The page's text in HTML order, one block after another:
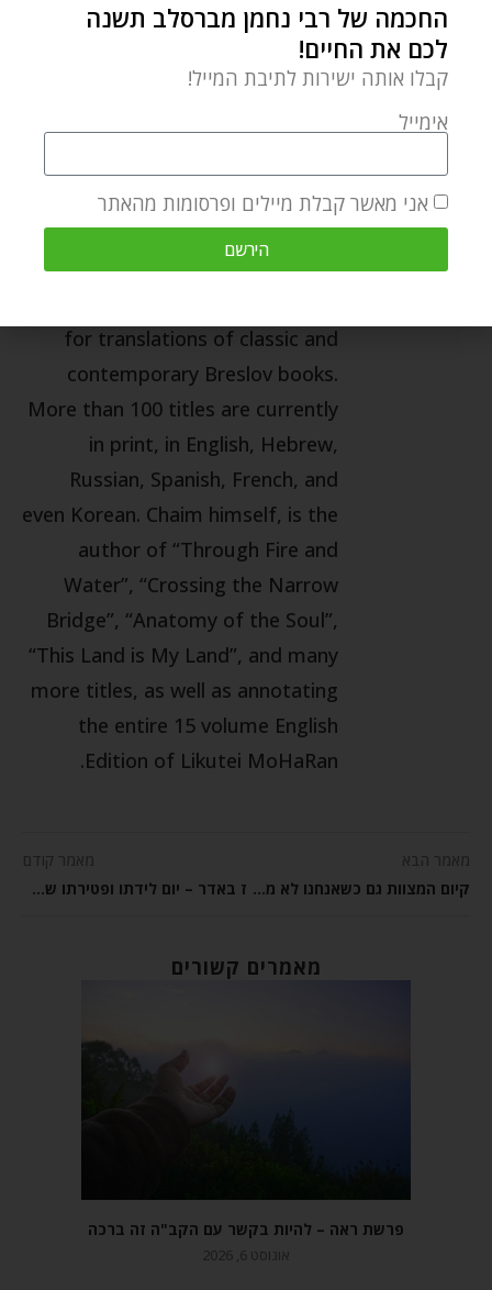
Nachman’s teachings to today’s
generation. He is a sought-after
lecturer on Rebbe Nachman’s
teachings by English-speaking
Chaim has been the director of
the Breslov Research Institute
since its inception in 1979. BRI has
for translations of classic and
contemporary Breslov books.
More than 100 titles are currently
in print, in English, Hebrew,
Russian, Spanish, French, and
even Korean. Chaim himself, is the
author of “Through Fire and
Water”, “Crossing the Narrow
Bridge”, “Anatomy of the Soul”,
“This Land is My Land”, and many
more titles, as well as annotating
the entire 15 volume English
Edition of Likutei MoHaRan.
מאמר הבא
קיום המצוות גם כשאנחנו לא מבינים אותם בשכל – פרשת משפטים
מאמר קודם
ז באדר – יום לידתו ופטירתו של משה רבנו
מאמרים קשורים
פרשת ראה – להיות בקשר עם הקב"ה זה ברכה
אוגוסט 6, 2026
החכמה של רבי נחמן מברסלב תשנה
לכם את החיים!
קבלו אותה ישירות לתיבת המייל!
אימייל
אני מאשר קבלת מיילים ופרסומות מהאתר
הירשם